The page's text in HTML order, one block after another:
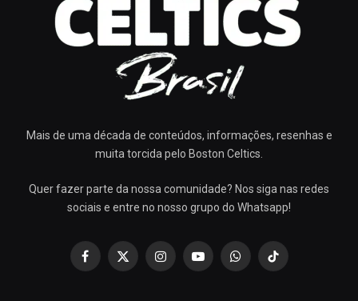
Mais de uma década de conteúdos, informações, resenhas e
muita torcida pelo Boston Celtics.
Quer fazer parte da nossa comunidade? Nos siga nas redes
sociais e entre no nosso grupo do Whatsapp!
Facebook
X
InstagramYouTubeWhatsAppTikTok